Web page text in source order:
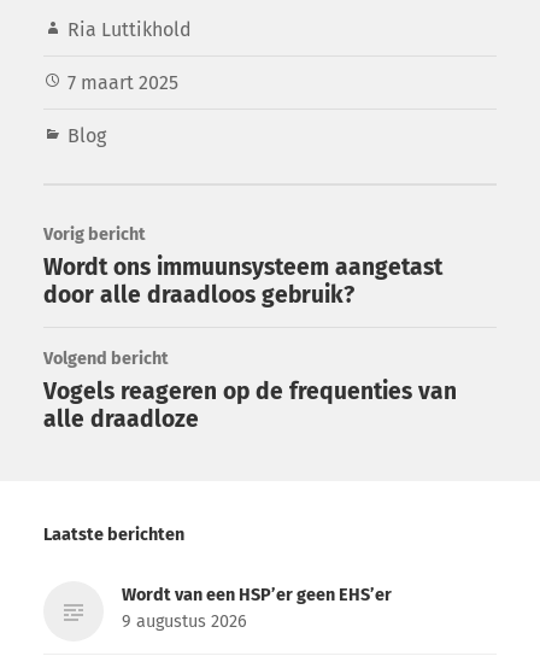
Ria Luttikhold
7 maart 2025
Blog
Vorig bericht
Wordt ons immuunsysteem aangetast
door alle draadloos gebruik?
Volgend bericht
Vogels reageren op de frequenties van
alle draadloze
Laatste berichten
Wordt van een HSP’er geen EHS’er
9 augustus 2026